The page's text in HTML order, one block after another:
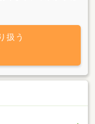
東の中核都市にふさ
和４９年創業以来、
店です。宇都宮市最
ート・貸家・賃貸一
借りるのご要望を全
ご用命は宇都宮貸家
タッフ一同
扱う